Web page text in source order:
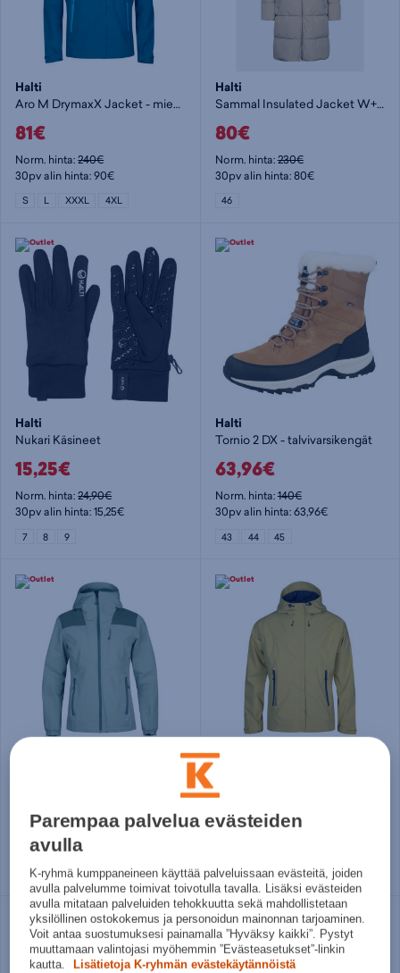
Halti
Aro M DrymaxX Jacket - miesten kuoritakki
81€
Norm. hinta:240€
30pv alin hinta: 90€
S L XXXL 4XL
Halti
Sammal Insulated Jacket W+ - naisten toppatakki
80€
Norm. hinta:230€
30pv alin hinta: 80€
46
Halti
Nukari Käsineet
15,25€
Norm. hinta:24,90€
30pv alin hinta: 15,25€
7 8 9
Halti
Tornio 2 DX - talvivarsikengät
63,96€
Norm. hinta:140€
30pv alin hinta: 63,96€
43 44 45
Norm. hinta:199€
30pv alin hinta: 87,92€
40 42
Halti
81€
Norm. hinta:240€
M XL XXL XXXL
Parempaa palvelua evästeiden
avulla
K-ryhmä kumppaneineen käyttää palveluissaan evästeitä, joiden
avulla palvelumme toimivat toivotulla tavalla. Lisäksi evästeiden
avulla mitataan palveluiden tehokkuutta sekä mahdollistetaan
yksilöllinen ostokokemus ja personoidun mainonnan tarjoaminen.
Voit antaa suostumuksesi painamalla ”Hyväksy kaikki”. Pystyt
muuttamaan valintojasi myöhemmin ”Evästeasetukset”-linkin
kautta.
Lisätietoja K-ryhmän evästekäytännöistä